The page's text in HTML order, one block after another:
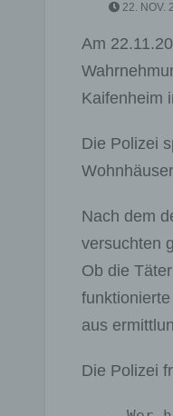
22. NOV.
Am
Kaifenheim
Die Polizei
Nach dem
versuchten
Ob die
aus
Die Polizei